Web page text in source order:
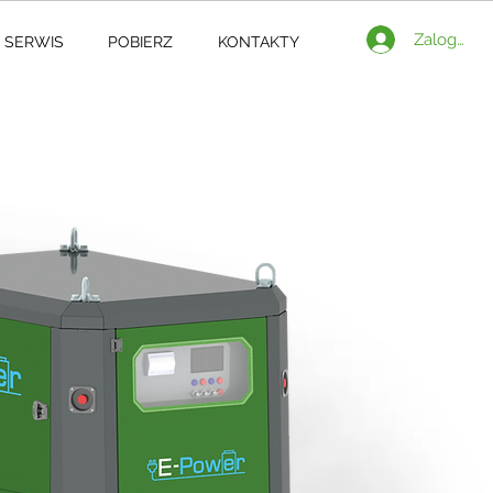
SERWIS POBIERZ KONTAKTY Zaloguj